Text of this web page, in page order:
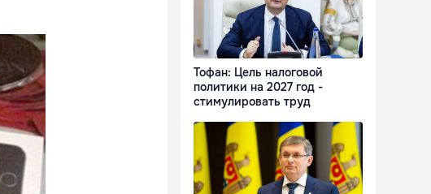
Тофан: Цель налоговой
политики на 2027 год -
стимулировать труд